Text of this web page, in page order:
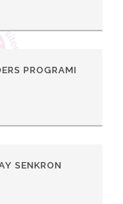
PROGRAMI
SENKRON